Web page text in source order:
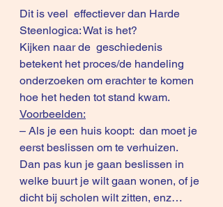
Dit is veel  effectiever dan Harde
Steenlogica: Wat is het?
Kijken naar de  geschiedenis
betekent het proces/de handeling
onderzoeken om erachter te komen
hoe het heden tot stand kwam.
Voorbeelden:
– Als je een huis koopt:  dan moet je
eerst beslissen om te verhuizen.
Dan pas kun je gaan beslissen in
welke buurt je wilt gaan wonen, of je
dicht bij scholen wilt zitten, enz…